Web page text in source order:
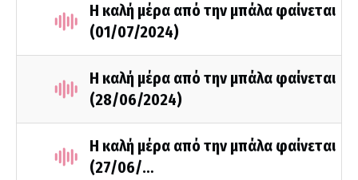
Η καλή μέρα από την μπάλα φαίνεται
(01/07/2024)
Η καλή μέρα από την μπάλα φαίνεται
(28/06/2024)
Η καλή μέρα από την μπάλα φαίνεται
(27/06/…